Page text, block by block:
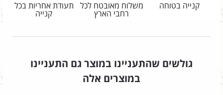
קנייה בטוחה
משלוח מאובטח לכל
רחבי הארץ
תעודת אחריות בכל
קנייה
גולשים שהתעניינו במוצר גם התעניינו
במוצרים אלה